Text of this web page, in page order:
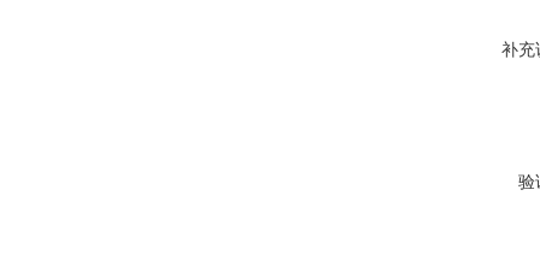
补充
验